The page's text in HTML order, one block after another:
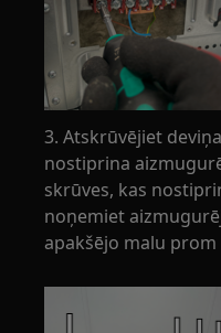
3. Atskrūvējiet
nostiprina
skrūves, kas
noņemiet
apakšējo malu